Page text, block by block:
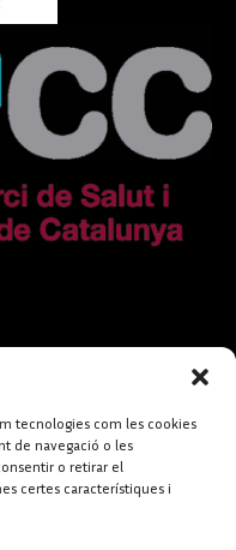
tecnologies com les cookies
de navegació o les
o retirar el
certes característiques i